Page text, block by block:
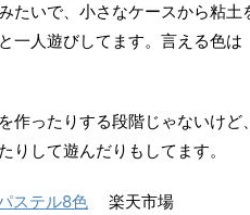
たいで、小さなケースから粘
一人遊びしてます。言える色
作ったりする段階じゃないけ
りして遊んだりもしてます。
ステル8色 楽天市場